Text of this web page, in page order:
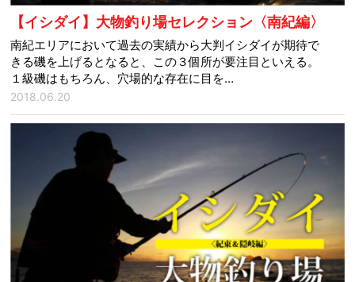
【イシダイ】大物釣り場セレクション〈南紀編〉
南紀エリアにおいて過去の実績から大判イシダイが期待で
きる磯を上げるとなると、この３個所が要注目といえる。
１級磯はもちろん、穴場的な存在に目を…
2018.06.20